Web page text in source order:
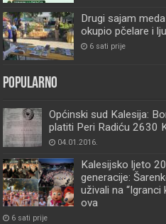
Drugi sajam
okupio pčelare i
6 sati prije
Popularno
Općinski sud Kalesija:
platiti Peri Radiću 2630
04.01.2016.
Kalesijsko ljeto
generacije:
uživali na “Igranci
ova
6 sati prije